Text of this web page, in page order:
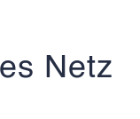
Netz